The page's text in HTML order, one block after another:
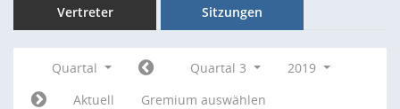
Vertreter Sitzungen
Quartal Quartal 3
2019
Aktuell
Gremium auswählen